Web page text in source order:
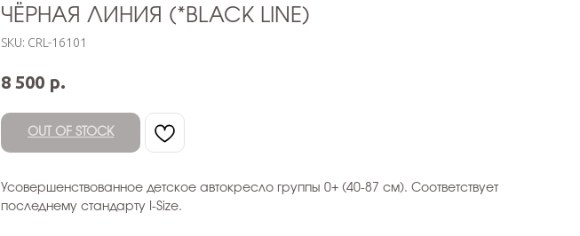
ЧЁРНАЯ ЛИНИЯ (*BLACK LINE)
SKU: CRL-16101
8 500 р.
OUT OF STOCK
Усовершенствованное детское автокресло группы 0+ (40-87 см). Соответствует
последнему стандарту I-Size.